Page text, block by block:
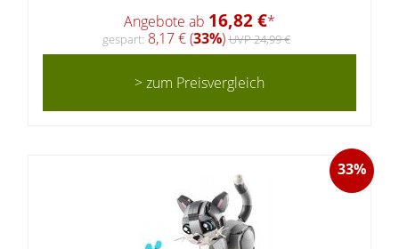
Angebote ab 16,82 €*
gespart: 8,17 € (33%)UVP 24,99 €
> zum Preisvergleich
33%